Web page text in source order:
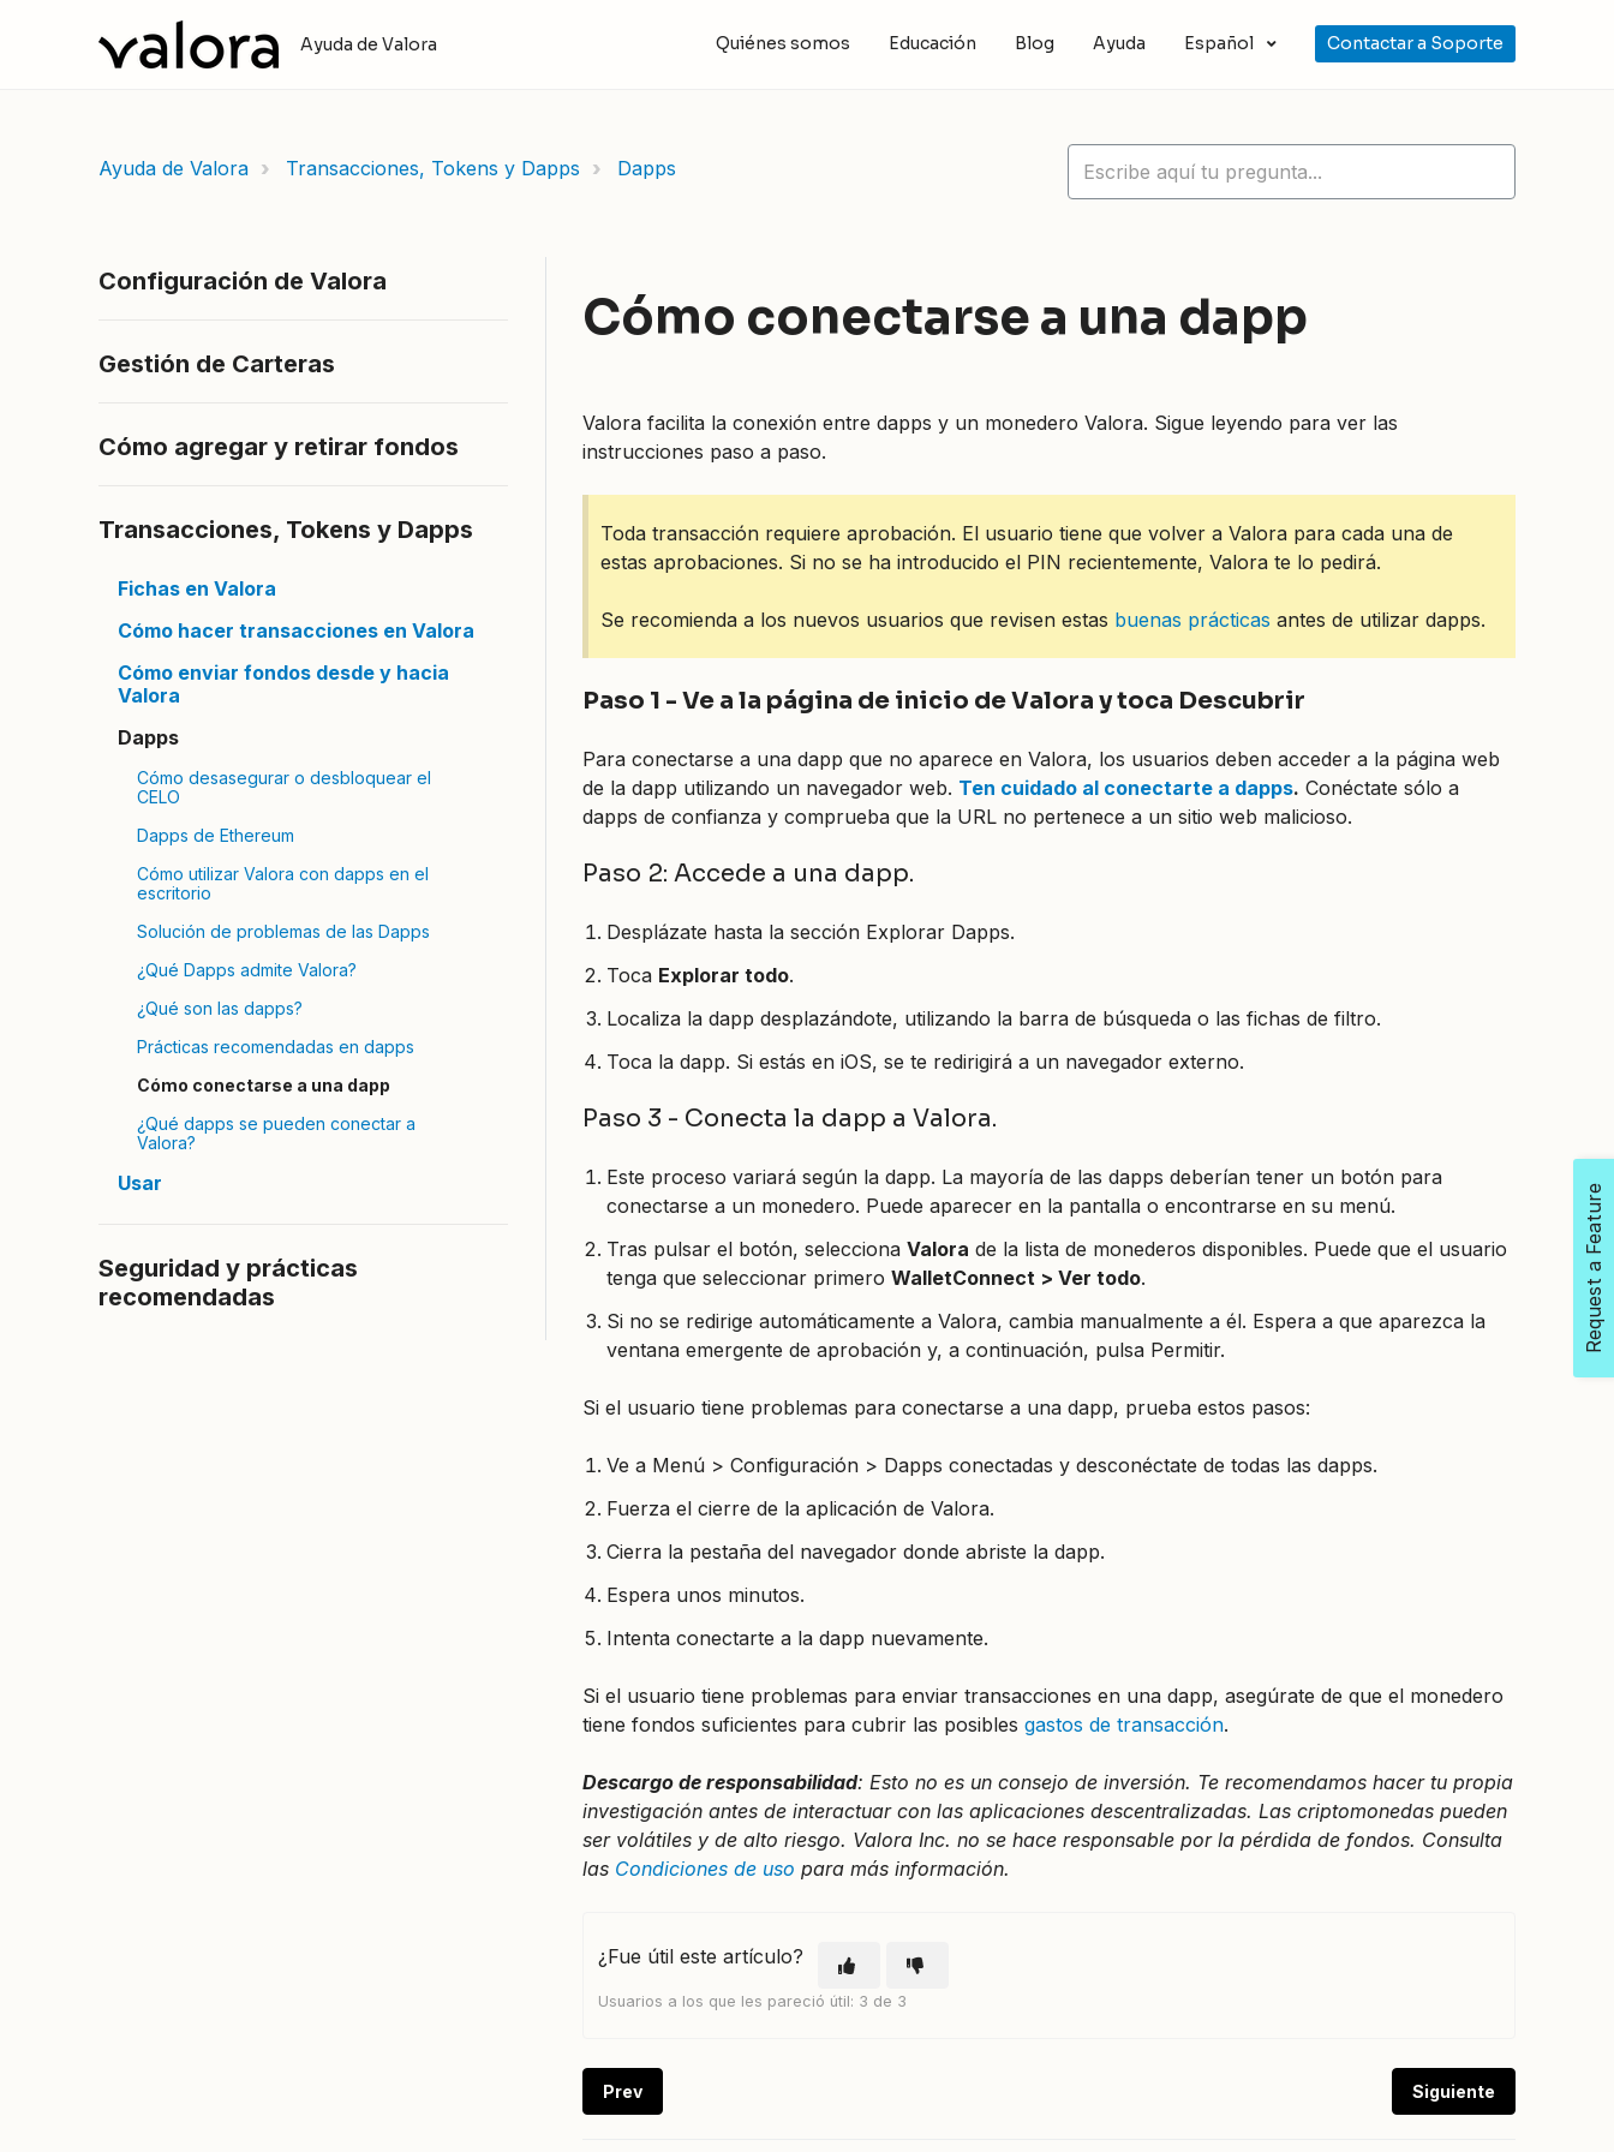
Ayuda de Valora Quiénes somos Educación Blog Ayuda Español Contactar a Soporte
Ayuda de Valora Transacciones, Tokens y Dapps Dapps
Configuración de Valora
Gestión de Carteras
Cómo agregar y retirar fondos
Transacciones, Tokens y Dapps
Fichas en Valora
Cómo hacer transacciones en Valora
Cómo enviar fondos desde y hacia
Valora
Dapps
Cómo desasegurar o desbloquear el
CELO
Dapps de Ethereum
Cómo utilizar Valora con dapps en el
escritorio
Solución de problemas de las Dapps
¿Qué Dapps admite Valora?
¿Qué son las dapps?
Prácticas recomendadas en dapps
Cómo conectarse a una dapp
¿Qué dapps se pueden conectar a
Valora?
Usar
Seguridad y prácticas
recomendadas
Cómo conectarse a una dapp
Valora facilita la conexión entre dapps y un monedero Valora. Sigue leyendo para ver las
instrucciones paso a paso.
Toda transacción requiere aprobación. El usuario tiene que volver a Valora para cada una de
estas aprobaciones. Si no se ha introducido el PIN recientemente, Valora te lo pedirá.
Se recomienda a los nuevos usuarios que revisen estas buenas prácticas antes de utilizar dapps.
Paso 1 - Ve a la página de inicio de Valora y toca Descubrir
Para conectarse a una dapp que no aparece en Valora, los usuarios deben acceder a la página web
de la dapp utilizando un navegador web. Ten cuidado al conectarte a dapps. Conéctate sólo a
dapps de confianza y comprueba que la URL no pertenece a un sitio web malicioso.
Paso 2: Accede a una dapp.
Desplázate hasta la sección Explorar Dapps.
Toca Explorar todo.
Localiza la dapp desplazándote, utilizando la barra de búsqueda o las fichas de filtro.
Toca la dapp. Si estás en iOS, se te redirigirá a un navegador externo.
Paso 3 - Conecta la dapp a Valora.
Este proceso variará según la dapp. La mayoría de las dapps deberían tener un botón para
conectarse a un monedero. Puede aparecer en la pantalla o encontrarse en su menú.
Tras pulsar el botón, seleccionaValora de la lista de monederos disponibles. Puede que el usuario
tenga que seleccionar primeroWalletConnect > Ver todo.
Si no se redirige automáticamente a Valora, cambia manualmente a él. Espera a que aparezca la
ventana emergente de aprobación y, a continuación, pulsa Permitir.
Si el usuario tiene problemas para conectarse a una dapp, prueba estos pasos:
Ve a Menú > Configuración > Dapps conectadas y desconéctate de todas las dapps.
Fuerza el cierre de la aplicación de Valora.
Cierra la pestaña del navegador donde abriste la dapp.
Espera unos minutos.
Intenta conectarte a la dapp nuevamente.
Si el usuario tiene problemas para enviar transacciones en una dapp, asegúrate de que el monedero
tiene fondos suficientes para cubrir las posiblesgastos de transacción.
Descargo de responsabilidad: Esto no es un consejo de inversión. Te recomendamos hacer tu propia
investigación antes de interactuar con las aplicaciones descentralizadas. Las criptomonedas pueden
ser volátiles y de alto riesgo. Valora Inc. no se hace responsable por la pérdida de fondos. Consulta
las Condiciones de uso para más información.
¿Fue útil este artículo?
Usuarios a los que les pareció útil: 3 de 3
Prev Siguiente
Request a Feature